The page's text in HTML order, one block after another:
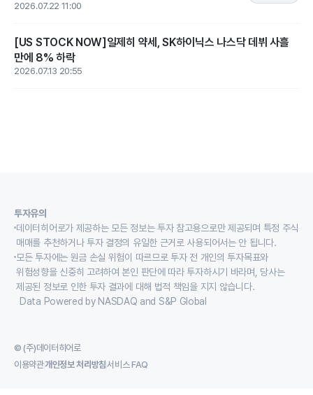
2026.07.22 11:00
[US STOCK NOW]일제히 약세, SK하이닉스 나스닥 데뷔 사흘
만에 8% 하락
2026.07.13 20:55
투자유의
데이터히어로가 제공하는 모든 정보는 투자 참고용으로만 제공되며 특정 주식
매매를 추천하거나 투자 결정의 유일한 근거로 사용되어서는 안 됩니다.
모든 투자에는 원금 손실 위험이 따르므로 투자 전 개인의 투자목표와
위험성향을 신중히 고려하여 본인 판단에 따라 투자하시기 바라며, 당사는
제공된 정보로 인한 투자 결과에 대해 법적 책임을 지지 않습니다.
Data Powered by NASDAQ and S&P Global
© (주)데이터히어로
이용약관개인정보 처리방침서비스 FAQ